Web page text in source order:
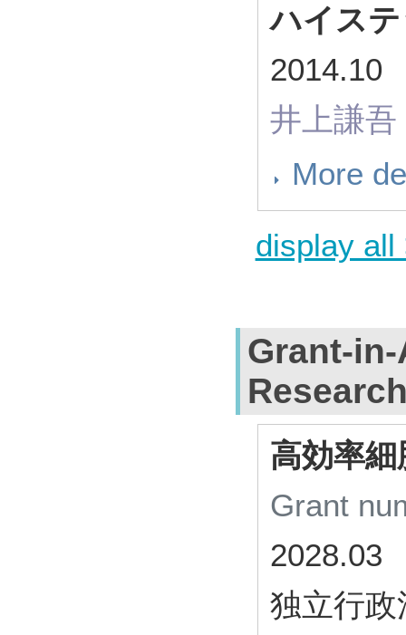
ハイス
井上謙吾
More
display all
Grant-
高効率
Grant
2028.03
独立行